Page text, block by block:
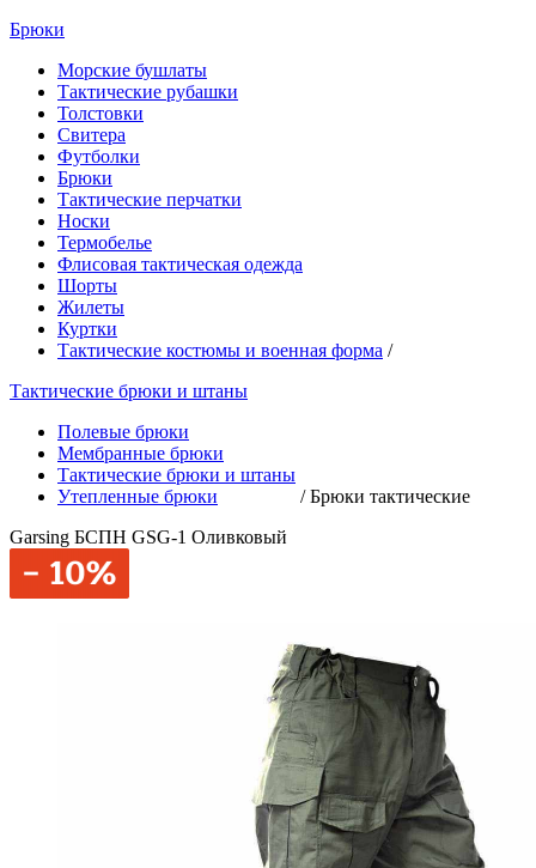
Брюки
Морские бушлаты
Тактические рубашки
Толстовки
Свитера
Футболки
Брюки
Тактические перчатки
Носки
Термобелье
Флисовая тактическая одежда
Шорты
Жилеты
Куртки
Тактические костюмы и военная форма /
Тактические брюки и штаны
Полевые брюки
Мембранные брюки
Тактические брюки и штаны
Утепленные брюки
/Брюки тактические
Garsing БСПН GSG-1 Оливковый